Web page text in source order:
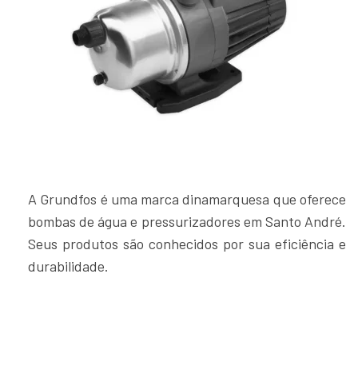
A Grundfos é uma marca dinamarquesa que oferece
bombas de água e pressurizadores em Santo André.
Seus produtos são conhecidos por sua eficiência e
durabilidade.